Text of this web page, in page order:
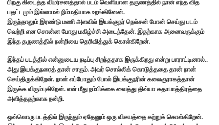
பிறகு கிடைத்த விமர்சனத்தால் படம் வெளியான தருணத்தில் நான் எந்த வித
பதட்டமும் இல்லாமல் நிம்மதியாக உறங்கினேன்.
இருந்தாலும் இரண்டு மணி அளவில் இயக்குநர் நெல்சன் போன் செய்து படம்
வெற்றி என சொன்ன போது மகிழ்ச்சி அடைந்தேன். இதற்காக அனைவருக்கும்
இந்த தருணத்தில் நன்றியை தெரிவித்துக் கொள்கிறேன்.
இந்தப் படத்தில் என்னுடைய நடிப்பு சிறந்ததாக இருக்கிறது என்று பாராட்டினால்..
அது இயக்குநரைத் தான் சாரும். அவர் சொல்லிக் கொடுத்ததை தான் நான்
செய்திருக்கிறேன்.‌ நான் எப்போதும் போல் இயக்குநரின் கலைஞராகத்தான்
இருக்க விரும்புகிறேன். என் மீது நம்பிக்கை வைத்து திவ்யா கதாபாத்திரத்தை
அளித்ததற்காக நன்றி.
ஒவ்வொரு படத்தில் இருந்தும் ஏதேனும் ஒரு விசயத்தை கற்றுக் கொள்கிறேன்.